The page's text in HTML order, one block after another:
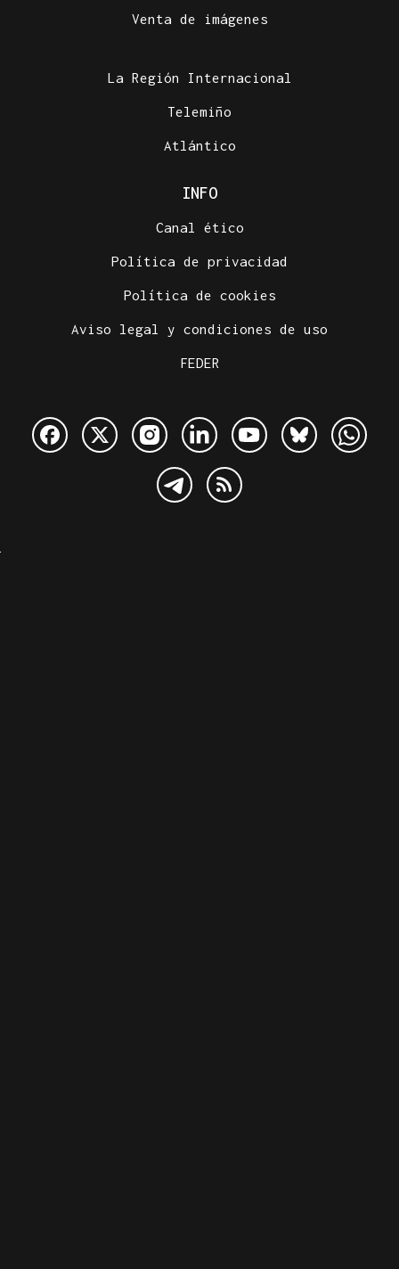
Venta de imágenes
La Región Internacional
Telemiño
Atlántico
INFO
Canal ético
Política de privacidad
Política de cookies
Aviso legal y condiciones de uso
FEDER